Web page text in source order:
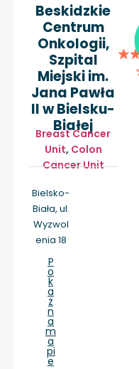
Beskidzkie
Centrum
Onkologii,
Szpital
Miejski im.
Jana Pawła
II w Bielsku-
Białej
Breast Cancer
Unit, Colon
Cancer Unit
Bielsko-
Biała, ul.
Wyzwol
enia 18
P
o
k
a
ż
n
a
m
a
pi
e